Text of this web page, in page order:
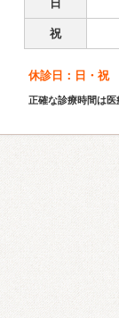
日
祝
休診日：日・祝
正確な診療時間は